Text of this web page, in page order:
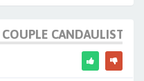
CANDAULISTE